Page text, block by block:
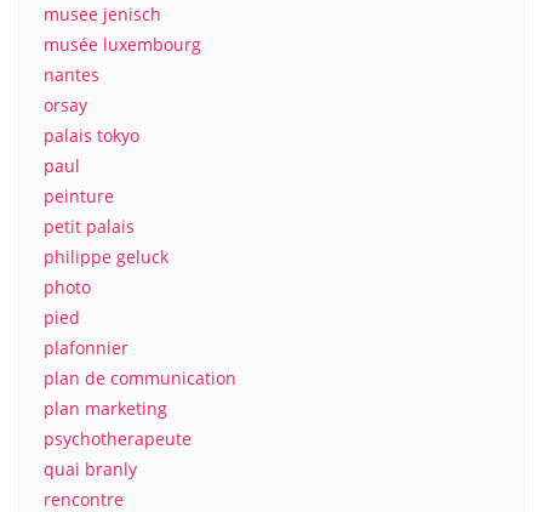
musee jenisch
musée luxembourg
nantes
orsay
palais tokyo
paul
peinture
petit palais
philippe geluck
photo
pied
plafonnier
plan de communication
plan marketing
psychotherapeute
quai branly
rencontre